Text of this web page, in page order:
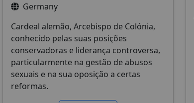
Germany
Cardeal alemão, Arcebispo de Colónia,
conhecido pelas suas posições
conservadoras e liderança controversa,
particularmente na gestão de abusos
sexuais e na sua oposição a certas
reformas.